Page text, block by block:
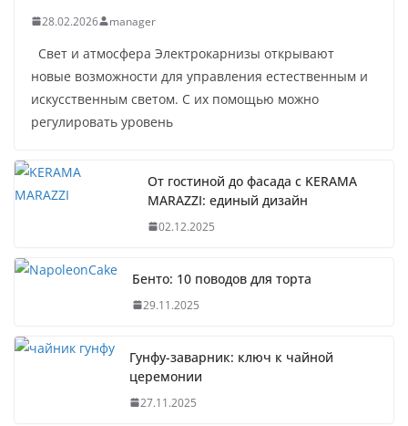
28.02.2026 manager
Свет и атмосфера Электрокарнизы открывают
новые возможности для управления естественным и
искусственным светом. С их помощью можно
регулировать уровень
От гостиной до фасада с KERAMA
MARAZZI: единый дизайн
02.12.2025
Бенто: 10 поводов для торта
29.11.2025
Гунфу-заварник: ключ к чайной
церемонии
27.11.2025